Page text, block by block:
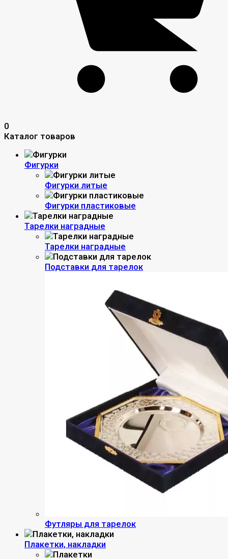
0
Каталог товаров
Фигурки
Фигурки литые
Фигурки пластиковые
Тарелки наградные
Тарелки наградные
Подставки для тарелок
Футляры для тарелок
Плакетки, накладки